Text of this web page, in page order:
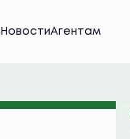
НовостиАгентам